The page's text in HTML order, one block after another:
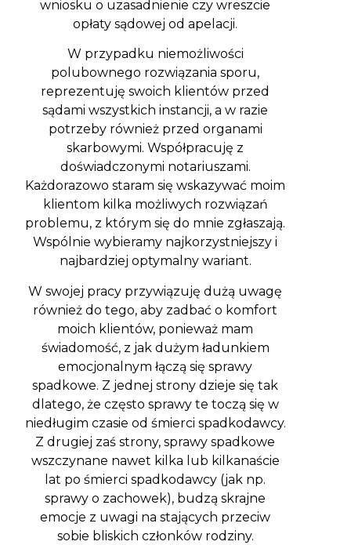
wniosku o uzasadnienie czy wreszcie
opłaty sądowej od apelacji.
W przypadku niemożliwości
polubownego rozwiązania sporu,
reprezentuję swoich klientów przed
sądami wszystkich instancji, a w razie
potrzeby również przed organami
skarbowymi. Współpracuję z
doświadczonymi notariuszami.
Każdorazowo staram się wskazywać moim
klientom kilka możliwych rozwiązań
problemu, z którym się do mnie zgłaszają.
Wspólnie wybieramy najkorzystniejszy i
najbardziej optymalny wariant.
W swojej pracy przywiązuję dużą uwagę
również do tego, aby zadbać o komfort
moich klientów, ponieważ mam
świadomość, z jak dużym ładunkiem
emocjonalnym łączą się sprawy
spadkowe. Z jednej strony dzieje się tak
dlatego, że często sprawy te toczą się w
niedługim czasie od śmierci spadkodawcy.
Z drugiej zaś strony, sprawy spadkowe
wszczynane nawet kilka lub kilkanaście
lat po śmierci spadkodawcy (jak np.
sprawy o zachowek), budzą skrajne
emocje z uwagi na stających przeciw
sobie bliskich członków rodziny.